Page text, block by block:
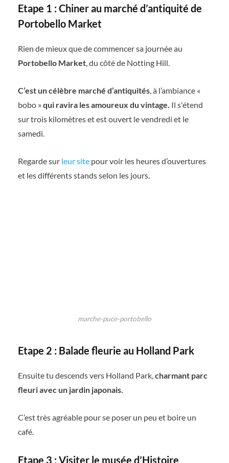
Etape 1 : Chiner au marché d’antiquité de
Portobello Market
Rien de mieux que de commencer sa journée au
Portobello Market , du côté de Notting Hill.
C’est un célèbre marché d’antiquités , à l’ambiance «
bobo »qui ravira les amoureux du vintage. Il s'étend
sur trois kilomètres et est ouvert le vendredi et le
samedi.
Regarde sur leur site pour voir les heures d’ouvertures
et les différents stands selon les jours.
marche-puce-portobello
Etape 2 : Balade fleurie au Holland Park
Ensuite tu descends vers Holland Park, charmant parc
fleuri avec un jardin japonais.
C’est très agréable pour se poser un peu et boire un
café.
Etape 3 : Visiter le musée d’Histoire